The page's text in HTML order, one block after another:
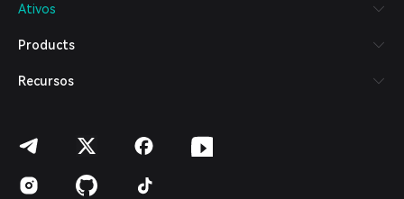
Bahasa Indonesia
हिन्दी
Español (Argentina)
Ativos
Products
Recursos